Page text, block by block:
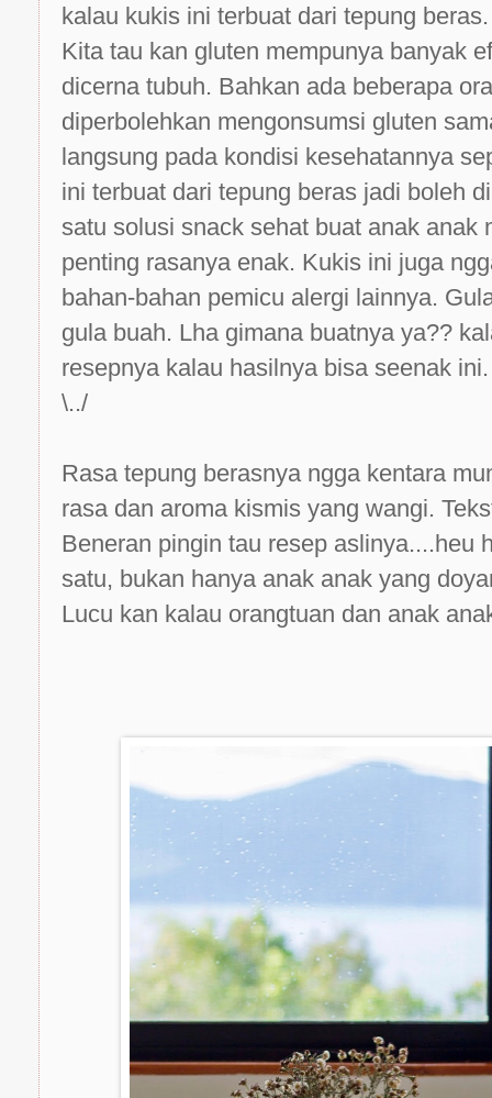
kalau kukis ini terbuat dari tepung
Kita tau kan gluten mempunya banyak
dicerna tubuh. Bahkan ada beberapa
diperbolehkan mengonsumsi gluten
langsung pada kondisi kesehatannya
ini terbuat dari tepung beras jadi boleh
satu solusi snack sehat buat anak anak
penting rasanya enak. Kukis ini juga
bahan-bahan pemicu alergi lainnya.
gula buah. Lha gimana buatnya ya??
resepnya kalau hasilnya bisa seenak
\../
Rasa tepung berasnya ngga kentara
rasa dan aroma kismis yang wangi.
Beneran pingin tau resep aslinya....heu
satu, bukan hanya anak anak yang
Lucu kan kalau orangtuan dan anak